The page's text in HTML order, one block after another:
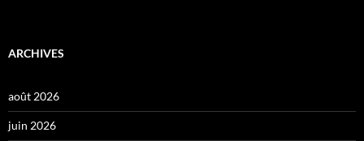
ARCHIVES
août 2026
juin 2026